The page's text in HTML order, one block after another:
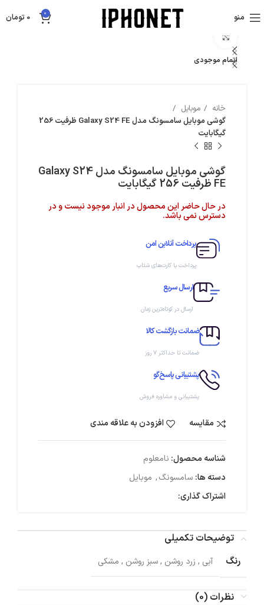
منو 0
0 تومان
اتمام موجودی
خانه
موبایل
گوشی موبایل سامسونگ مدل Galaxy S24 FE ظرفیت 256
گیگابایت
گوشی موبایل سامسونگ مدل Galaxy S24
FE ظرفیت 256 گیگابایت
در حال حاضر این محصول در انبار موجود نیست و در
دسترس نمی باشد.
پرداخت آنلاین امن
پرداخت با کارت‌های شتاب
ارسال سریع
ارسال در کوتاه‌ترین زمان
ضمانت بازگشت کالا
ضمانت تا حداکثر ۷ روز
پشتیبانی پاسخ‌گو
پشتیبانی و مشاوره فروش
مقایسه افزودن به علاقه مندی
شناسه محصول: نامعلوم
دسته ها: سامسونگ, موبایل
اشتراک گذاری:
توضیحات تکمیلی
رنگ
آبی , زرد روشن ,سبز روشن , مشکی
نظرات (0)